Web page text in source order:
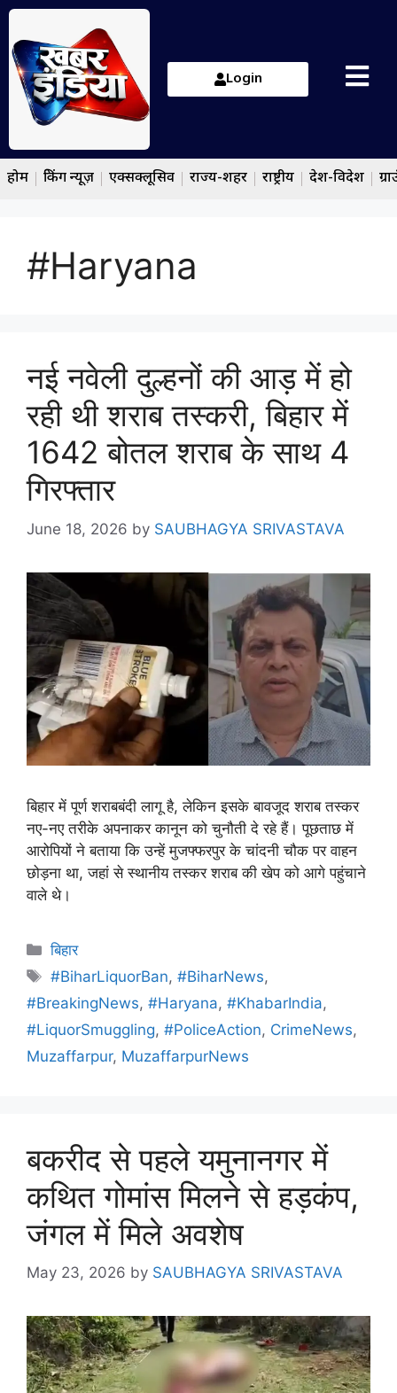
Login
होम ब्रेकिंग न्यूज़ एक्सक्लूसिव राज्य-शहर राष्ट्रीय देश-विदेश
#Haryana
नई नवेली दुल्हनों की आड़ में हो
रही थी शराब तस्करी, बिहार में
1642 बोतल शराब के साथ 4
गिरफ्तार
June 18, 2026 by SAUBHAGYA SRIVASTAVA
बिहार में पूर्ण शराबबंदी लागू है, लेकिन इसके बावजूद शराब तस्कर
नए-नए तरीके अपनाकर कानून को चुनौती दे रहे हैं। पूछताछ में
आरोपियों ने बताया कि उन्हें मुजफ्फरपुर के चांदनी चौक पर वाहन
छोड़ना था, जहां से स्थानीय तस्कर शराब की खेप को आगे पहुंचाने
वाले थे।
बिहार
#BiharLiquorBan,#BiharNews,
#BreakingNews, #Haryana, #KhabarIndia,
#LiquorSmuggling, #PoliceAction, CrimeNews,
Muzaffarpur, MuzaffarpurNews
बकरीद से पहले यमुनानगर में
कथित गोमांस मिलने से हड़कंप,
जंगल में मिले अवशेष
May 23, 2026 by SAUBHAGYA SRIVASTAVA